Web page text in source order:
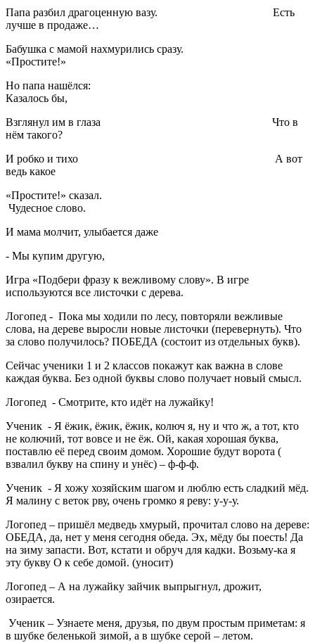
Папа разбил драгоценную вазу. Есть
лучше в продаже…
Бабушка с мамой нахмурились сразу.
«Простите!»
Но папа нашёлся:
Казалось бы,
Взглянул им в глаза Что в
нём такого?
И робко и тихо А вот
ведь какое
«Простите!» сказал.
Чудесное слово.
И мама молчит, улыбается даже
- Мы купим другую,
Игра «Подбери фразу к вежливому слову». В игре
используются все листочки с дерева.
Логопед - Пока мы ходили по лесу, повторяли вежливые
слова, на дереве выросли новые листочки (перевернуть). Что
за слово получилось? ПОБЕДА (состоит из отдельных букв).
Сейчас ученики 1 и 2 классов покажут как важна в слове
каждая буква. Без одной буквы слово получает новый смысл.
Логопед - Смотрите, кто идёт на лужайку!
Ученик - Я ёжик, ёжик, ёжик, колюч я, ну и что ж, а тот, кто
не колючий, тот вовсе и не ёж. Ой, какая хорошая буква,
поставлю её перед своим домом. Хорошие будут ворота (
взвалил букву на спину и унёс) – ф-ф-ф.
Ученик - Я хожу хозяйским шагом и люблю есть сладкий мёд.
Я малину с веток рву, очень громко я реву: у-у-у.
Логопед – пришёл медведь хмурый, прочитал слово на дереве:
ОБЕДА, да, нет у меня сегодня обеда. Эх, мёду бы поесть! Да
на зиму запасти. Вот, кстати и обруч для кадки. Возьму-ка я
эту букву О к себе домой. (уносит)
Логопед – А на лужайку зайчик выпрыгнул, дрожит,
озирается.
Ученик – Узнаете меня, друзья, по двум простым приметам: я
в шубке беленькой зимой, а в шубке серой – летом.